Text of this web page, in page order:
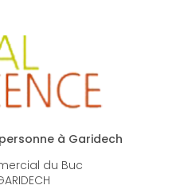
à Garidech
du Buc